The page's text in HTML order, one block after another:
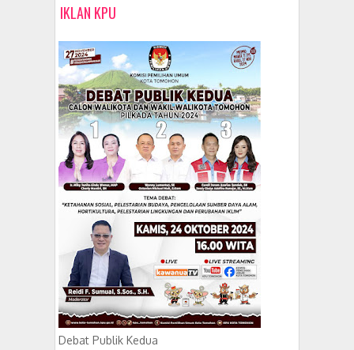
IKLAN KPU
Debat Publik Kedua